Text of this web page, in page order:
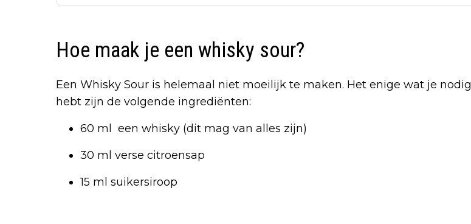
Hoe maak je een whisky sour?
Een Whisky Sour is helemaal niet moeilijk te maken. Het enige wat je nodig
hebt zijn de volgende ingrediënten:
60 ml een whisky (dit mag van alles zijn)
30 ml verse citroensap
15 ml suikersiroop